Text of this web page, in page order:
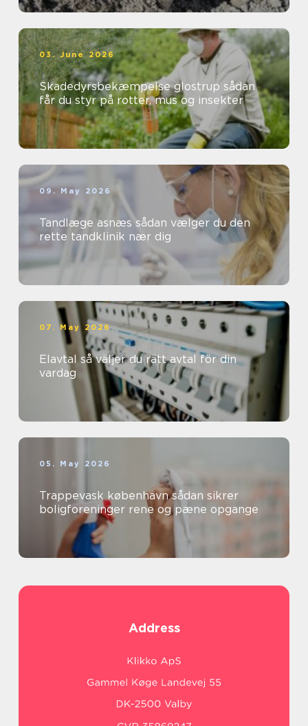
03. June 2026
Skadedyrsbekæmpelse glostrup sådan
får du styr på rotter, mus og insekter
09. May 2026
Tandlæge asnæs sådan vælger du den
rette tandklinik nær dig
07. May 2026
Elavtal så väljer du rätt avtal för din
vardag
05. May 2026
Trappevask københavn sådan sikrer
boligforeninger rene og pæne opgange
Address